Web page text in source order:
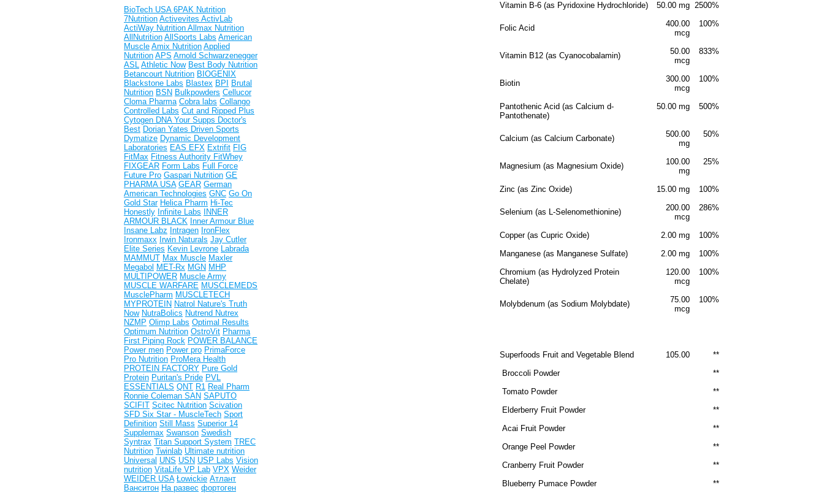
Vitamin B-6 (as Pyridoxine Hydrochloride)
50.00 mg 2500%
Folic Acid
400.00
mcg
100%
Vitamin B12 (as Cyanocobalamin)
50.00
mcg
833%
Biotin
300.00
mcg
100%
Pantothenic Acid (as Calcium d-
Pantothenate)
50.00 mg 500%
Calcium (as Calcium Carbonate)
500.00
mg
50%
Magnesium (as Magnesium Oxide)
100.00
mg
25%
Zinc (as Zinc Oxide) 15.00 mg 100%
Selenium (as L-Selenomethionine)
200.00
mcg
286%
Copper (as Cupric Oxide) 2.00 mg
100%
Manganese (as Manganese Sulfate)
2.00 mg
100%
Chromium (as Hydrolyzed Protein
Chelate)
120.00
mcg
100%
Molybdenum (as Sodium Molybdate)
75.00
mcg
100%
Superfoods Fruit and Vegetable Blend 105.00
**
Broccoli Powder
**
Tomato Powder
**
Elderberry Fruit Powder
**
Acai Fruit Powder
**
Orange Peel Powder
**
Cranberry Fruit Powder
**
Blueberry Pumace Powder
**
BioTech USA 6PAK Nutrition
7Nutrition Activevites ActivLab
ActiWay Nutrition Allmax Nutrition
AllNutrition AllSports Labs American
Muscle Amix Nutrition Applied
Nutrition APS Arnold Schwarzenegger
ASL Athletic Now Best Body Nutrition
Betancourt Nutrition BIOGENIX
Blackstone Labs Blastex BPI
Brutal
Nutrition BSN Bulkpowders Cellucor
Cloma Pharma Cobra labs Collango
Controlled Labs Cut and Ripped Plus
Cytogen DNA Your Supps Doctor's
Best Dorian Yates Driven Sports
Dymatize Dynamic Development
Laboratories EAS EFX Extrifit FIG
FitMax Fitness Authority FitWhey
FIXGEAR Form Labs Full Force
Future Pro Gaspari Nutrition GE
PHARMA USA GEAR German
American Technologies GNC Go On
Gold Star Helica Pharm Hi-Tec
Honestly Infinite Labs
INNER
ARMOUR BLACK Inner Armour Blue
Insane Labz Intragen IronFlex
Ironmaxx Irwin Naturals Jay Cutler
Elite Series Kevin Levrone Labrada
MAMMUT Max Muscle Maxler
Megabol MET-Rx MGN MHP
MULTIPOWER Muscle Army
MUSCLE WARFARE MUSCLEMEDS
MusclePharm MUSCLETECH
MYPROTEIN Natrol Nature's Truth
Now NutraBolics Nutrend Nutrex
NZMP Olimp Labs Optimal Results
Optimum Nutrition OstroVit Pharma
First Piping Rock POWER BALANCE
Power men Power pro PrimaForce
Pro Nutrition ProMera Health
PROTEIN FACTORY Pure Gold
Protein Puritan's Pride PVL
ESSENTIALS QNT R1 Real Pharm
Ronnie Coleman SAN SAPUTO
SCIFIT Scitec Nutrition Scivation
SFD Six Star - MuscleTech Sport
Definition Still Mass Superior 14
Supplemax Swanson Swedish
Syntrax Titan Support System TREC
Nutrition Twinlab Ultimate nutrition
Universal UNS USN USP Labs Vision
nutrition VitaLife VP Lab VPX Weider
WEIDER USA Łowickie Атлант
Ванситон На развес фортоген